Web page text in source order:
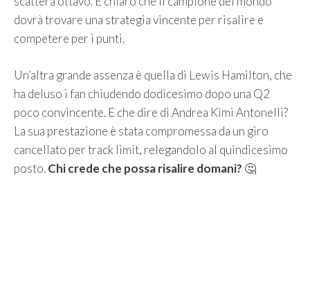
dovrà trovare una strategia vincente per risalire e
competere per i punti.
Un’altra grande assenza è quella di Lewis Hamilton, che
ha deluso i fan chiudendo dodicesimo dopo una Q2
poco convincente. E che dire di Andrea Kimi Antonelli?
La sua prestazione è stata compromessa da un giro
cancellato per track limit, relegandolo al quindicesimo
posto.Chi crede che possa risalire domani? 🤔